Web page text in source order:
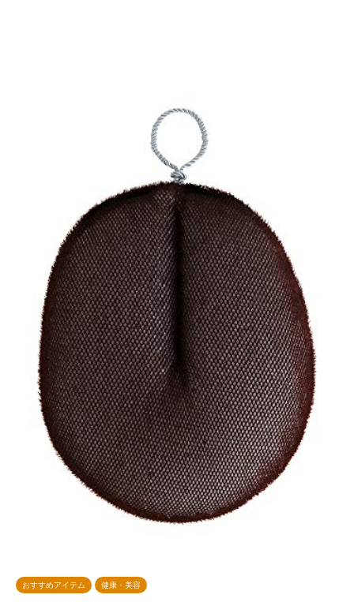
おすすめアイテム 健康・美容